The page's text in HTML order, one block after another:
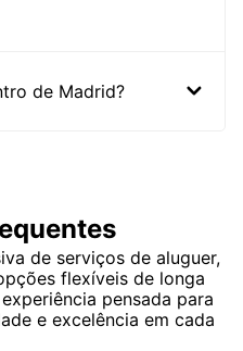
de Madrid?
de serviços de aluguer,
flexíveis de longa
pensada para
e excelência em cada